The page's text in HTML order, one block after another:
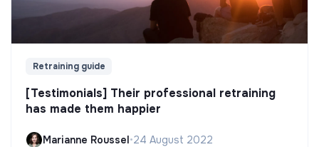
Retraining guide
[Testimonials] Their professional retraining
has made them happier
Marianne Roussel•24 August 2022